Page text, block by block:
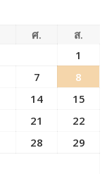
ศ.
ส.
1
7
8
14
15
21
22
28
29